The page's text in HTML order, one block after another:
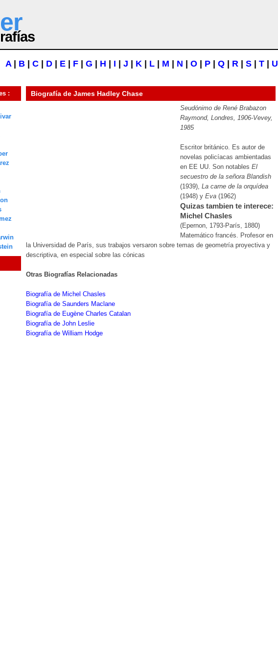
A| B C D E F G H I J K L M N O P Q R S T U
:
Biografía de James Hadley Chase
Seudónimo de René Brabazon
Raymond, Londres, 1906-Vevey,
1985
Escritor británico. Es autor de
novelas policíacas ambientadas
en EE UU. Son notables El
secuestro de la señora Blandish
(1939), La carne de la orquídea
(1948) y Eva (1962)
Quizas tambien te interece:
Michel Chasles
(Epernon, 1793-París, 1880)
Matemático francés. Profesor en
la Universidad de París, sus trabajos versaron sobre temas de geometría proyectiva y
descriptiva, en especial sobre las cónicas
Otras Biografías Relacionadas
Biografía de Michel Chasles
Biografía de Saunders Maclane
Biografía de Eugène Charles Catalan
Biografía de John Leslie
Biografía de William Hodge